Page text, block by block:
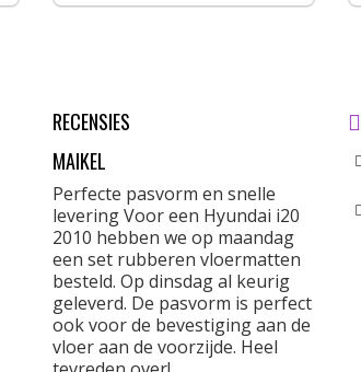
RECENSIES
MAIKEL
Perfecte pasvorm en snelle
levering Voor een Hyundai i20
2010 hebben we op maandag
een set rubberen vloermatten
besteld. Op dinsdag al keurig
geleverd. De pasvorm is perfect
ook voor de bevestiging aan de
vloer aan de voorzijde. Heel